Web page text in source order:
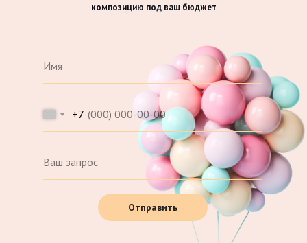
+7
Отправить
композицию под ваш бюджет